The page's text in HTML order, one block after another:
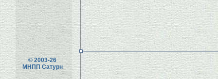
© 2003-26
МНПП Сатурн